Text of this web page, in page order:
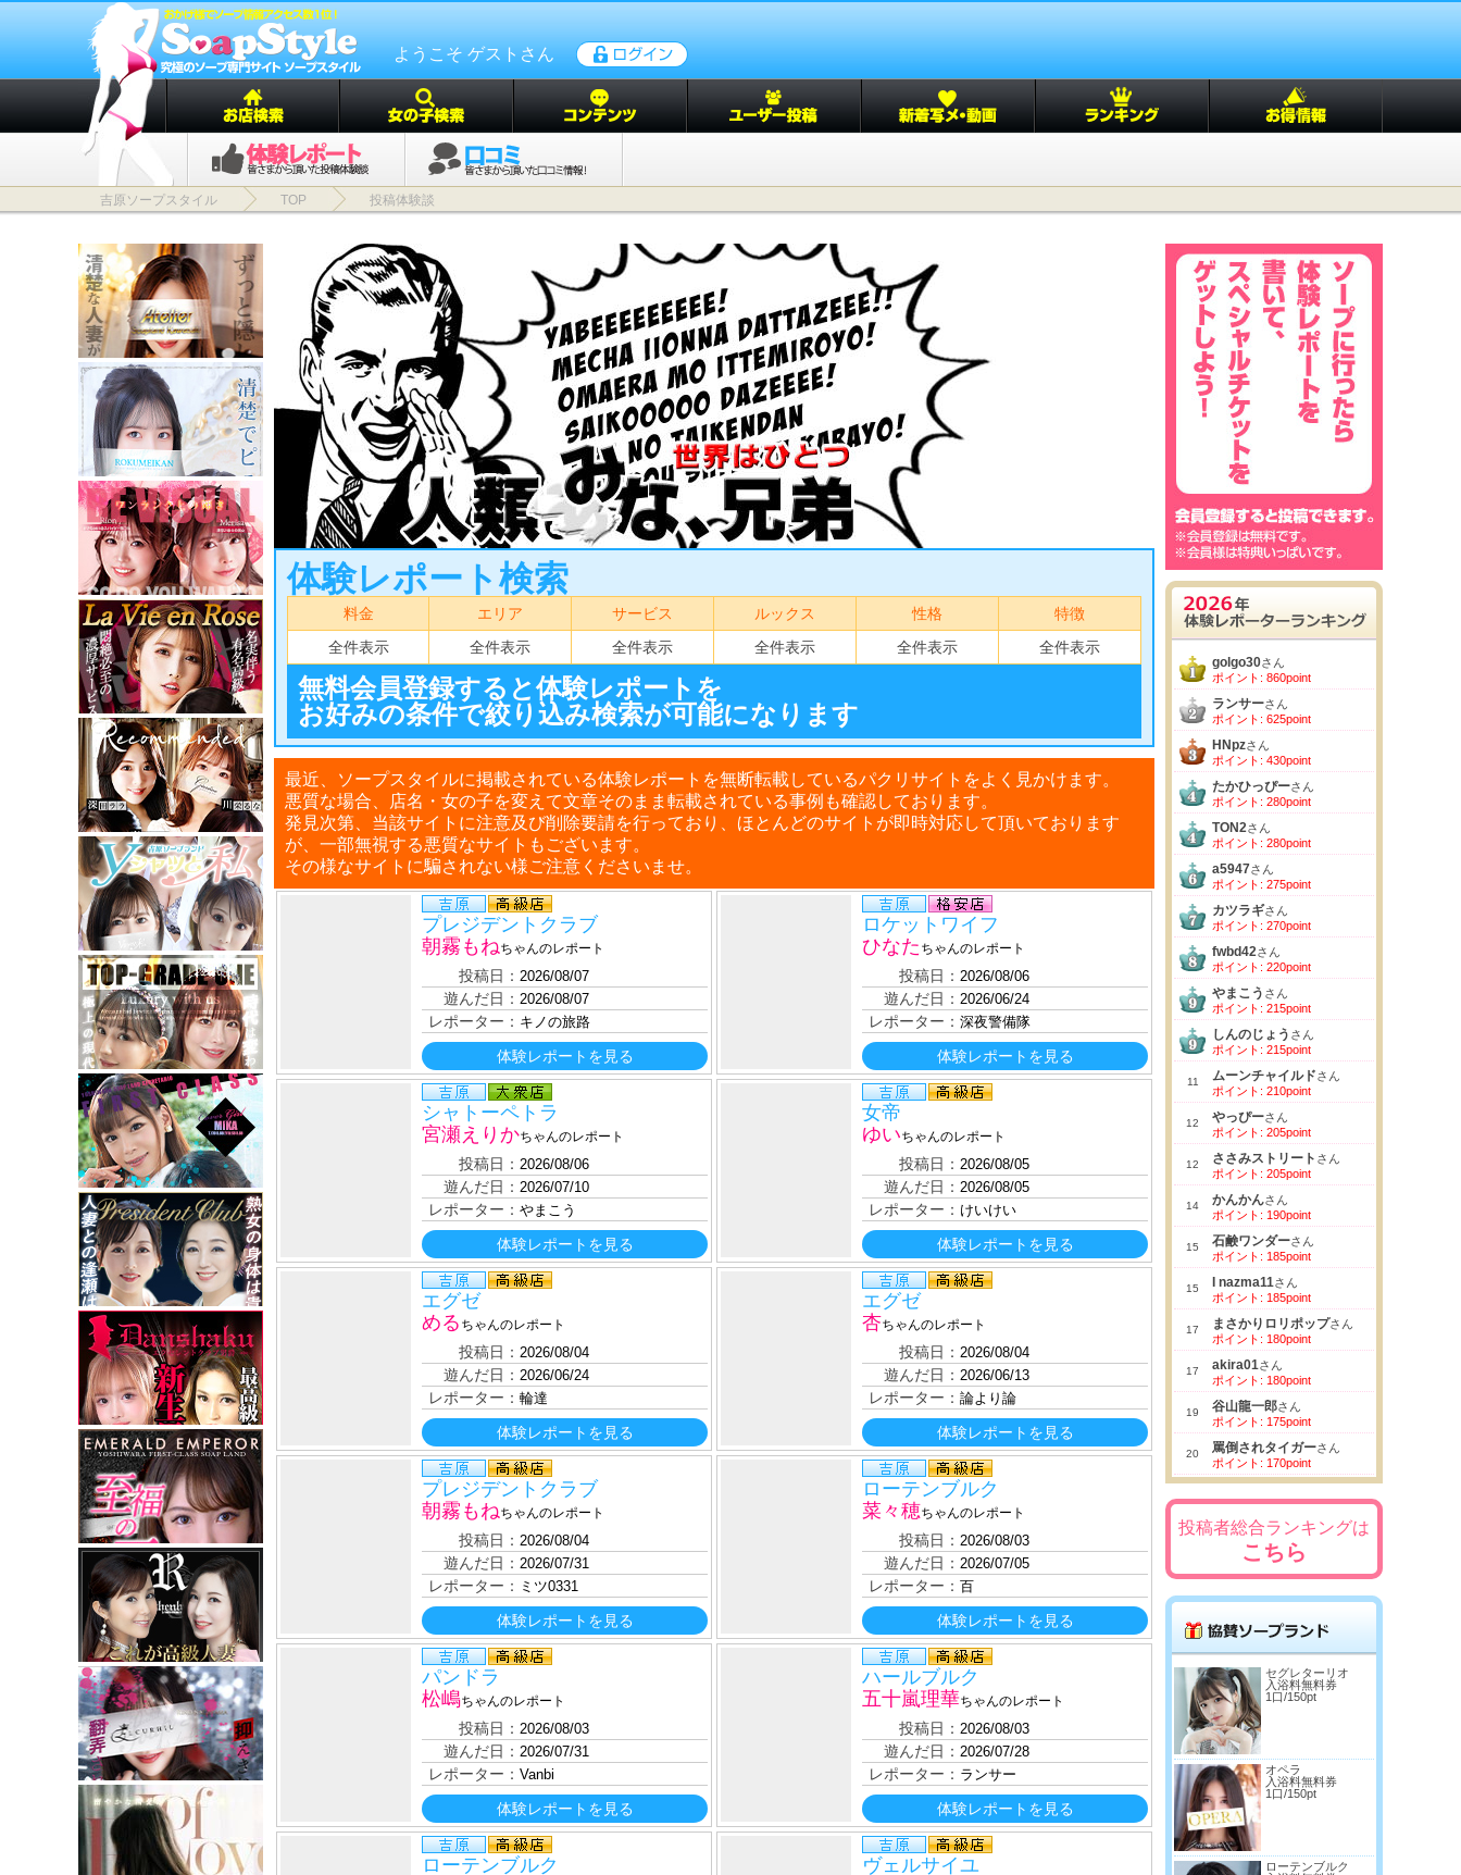
ようこそ ゲストさん
吉原ソープスタイル TOP 投稿体験談
golgo30さん
ポイント: 860point
ランサーさん
ポイント: 625point
HNpzさん
ポイント: 430point
たかひっぴーさん
ポイント: 280point
TON2さん
ポイント: 280point
a5947さん
ポイント: 275point
カツラギさん
ポイント: 270point
fwbd42さん
ポイント: 220point
やまこう さん
ポイント: 215point
しんのじょう さん
ポイント: 215point
11 ムーンチャイルドさん
ポイント: 210point
12 やっぴーさん
ポイント: 205point
12 ささみストリート さん
ポイント: 205point
14 かんかんさん
ポイント: 190point
15 石鹸ワンダーさん
ポイント: 185point
15 I nazma11さん
ポイント: 185point
17 まさかりロリポップさん
ポイント: 180point
17 akira01さん
ポイント: 180point
19 谷山龍一郎さん
ポイント: 175point
20 罵倒されタイガーさん
ポイント: 170point
投稿者総合ランキングは
こちら
セグレターリオ
入浴料無料券
1口/150pt
オペラ
入浴料無料券
1口/150pt
ローテンブルク
体験レポート検索
料金 エリア サービス ルックス 性格
特徴
全件表示
全件表示 全件表示 全件表示 全件表示 全件表示
無料会員登録すると体験レポートを
お好みの条件で絞り込み検索が可能になります
最近、ソープスタイルに掲載されている体験レポートを無断転載しているパクリサイトをよく見かけます。
悪質な場合、店名・女の子を変えて文章そのまま転載されている事例も確認しております。
発見次第、当該サイトに注意及び削除要請を行っており、ほとんどのサイトが即時対応して頂いております
が、一部無視する悪質なサイトもございます。
その様なサイトに騙されない様ご注意くださいませ。
プレジデントクラブ
朝霧もねちゃんのレポート
投稿日： 2026/08/07
遊んだ日： 2026/08/07
レポーター： キノの旅路
体験レポートを見る
ロケットワイフ
ひなた ちゃんのレポート
投稿日： 2026/08/06
遊んだ日： 2026/06/24
レポーター： 深夜警備隊
体験レポートを見る
シャトーペトラ
宮瀬えりかちゃんのレポート
投稿日： 2026/08/06
遊んだ日： 2026/07/10
レポーター： やまこう
体験レポートを見る
女帝
ゆいちゃんのレポート
投稿日： 2026/08/05
遊んだ日： 2026/08/05
レポーター： けいけい
体験レポートを見る
エグゼ
める ちゃんのレポート
投稿日： 2026/08/04
遊んだ日： 2026/06/24
レポーター： 輪達
体験レポートを見る
エグゼ
杏ちゃんのレポート
投稿日： 2026/08/04
遊んだ日： 2026/06/13
レポーター： 論より論
体験レポートを見る
プレジデントクラブ
朝霧もねちゃんのレポート
投稿日： 2026/08/04
遊んだ日： 2026/07/31
レポーター： ミツ0331
体験レポートを見る
ローテンブルク
菜々穂ちゃんのレポート
投稿日： 2026/08/03
遊んだ日： 2026/07/05
レポーター： 百
体験レポートを見る
パンドラ
松嶋ちゃんのレポート
投稿日： 2026/08/03
遊んだ日： 2026/07/31
レポーター： Vanbi
体験レポートを見る
ハールブルク
五十嵐理華ちゃんのレポート
投稿日： 2026/08/03
遊んだ日： 2026/07/28
レポーター： ランサー
体験レポートを見る
ローテンブルク
ヴェルサイユ